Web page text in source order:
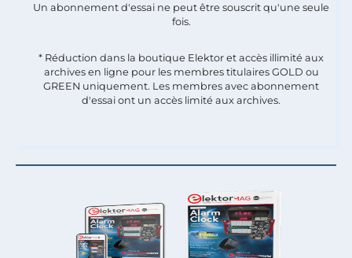
Un abonnement d'essai ne peut être souscrit qu'une seule
fois.​
* Réduction dans la boutique Elektor et accès illimité aux
archives en ligne pour les membres titulaires GOLD ou
GREEN uniquement. Les membres avec abonnement
d'essai ont un accès limité aux archives.